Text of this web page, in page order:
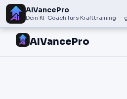
AIVancePro
AIVancePro